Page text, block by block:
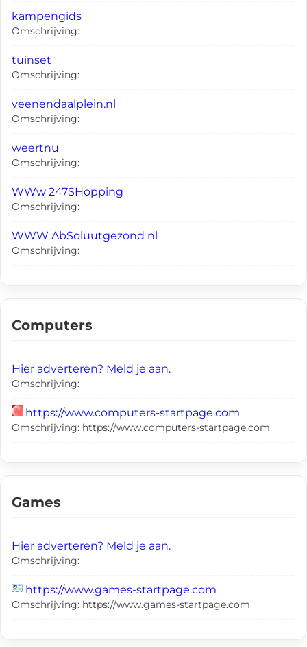
kampengids
Omschrijving:
tuinset
Omschrijving:
veenendaalplein.nl
Omschrijving:
weertnu
Omschrijving:
WWw 247SHopping
Omschrijving:
WWW AbSoluutgezond nl
Omschrijving:
Computers
Hier adverteren? Meld je aan.
Omschrijving:
https://www.computers-startpage.com
Omschrijving: https://www.computers-startpage.com
Games
Hier adverteren? Meld je aan.
Omschrijving:
https://www.games-startpage.com
Omschrijving: https://www.games-startpage.com